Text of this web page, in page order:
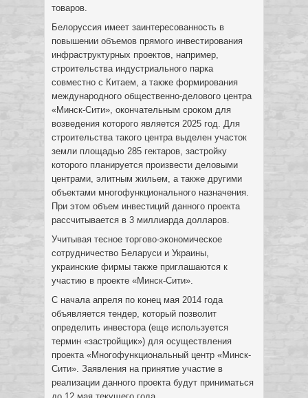
товаров.
Белоруссия имеет заинтересованность в
повышении объемов прямого инвестирования
инфраструктурных проектов, например,
строительства индустриального парка
совместно с Китаем, а также формирования
международного общественно-делового центра
«Минск-Сити», окончательным сроком для
возведения которого является 2025 год. Для
строительства такого центра выделен участок
земли площадью 285 гектаров, застройку
которого планируется произвести деловыми
центрами, элитным жильем, а также другими
объектами многофункционального назначения.
При этом объем инвестиций данного проекта
рассчитывается в 3 миллиарда долларов.
Учитывая тесное торгово-экономическое
сотрудничество Беларуси и Украины,
украинские фирмы также приглашаются к
участию в проекте «Минск-Сити».
С начала апреля по конец мая 2014 года
объявляется тендер, который позволит
определить инвестора (еще используется
термин «застройщик») для осуществления
проекта «Многофункциональный центр «Минск-
Сити». Заявления на принятие участие в
реализации данного проекта будут приниматься